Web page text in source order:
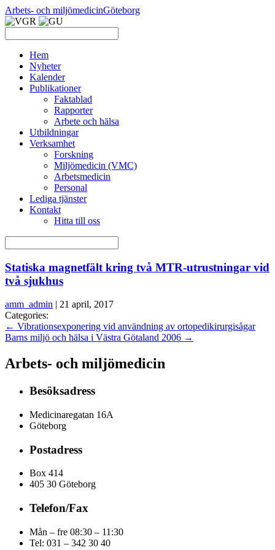
Arbets- och miljömedicinGöteborg
Hem
Nyheter
Kalender
Publikationer
Faktablad
Rapporter
Arbete och hälsa
Utbildningar
Verksamhet
Forskning
Miljömedicin (VMC)
Arbetsmedicin
Personal
Lediga tjänster
Kontakt
Hitta till oss
Statiska magnetfält kring två MTR-utrustningar vid
två sjukhus
amm_admin | 21 april, 2017
Categories:
← Vibrationsexponering vid användning av ortopedikirurgisågar
Barns miljö och hälsa i Västra Götaland 2006 →
Arbets- och miljömedicin
Besöksadress
Medicinaregatan 16A
Göteborg
Postadress
Box 414
405 30 Göteborg
Telefon/Fax
Mån – fre 08:30 – 11:30
Tel: 031 – 342 30 40